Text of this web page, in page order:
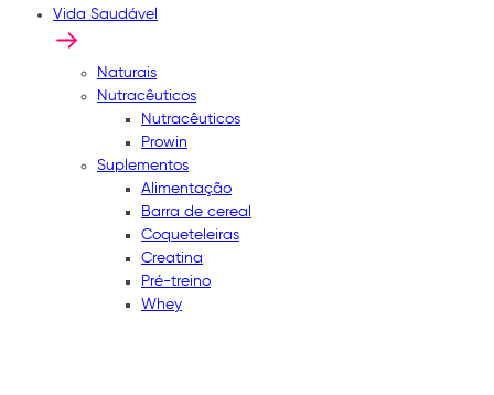
Vida Saudável
Naturais
Nutracêuticos
Nutracêuticos
Prowin
Suplementos
Alimentação
Barra de cereal
Coqueteleiras
Creatina
Pré-treino
Whey